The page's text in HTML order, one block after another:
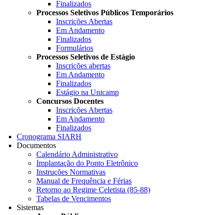
Finalizados
Processos Seletivos Públicos Temporários
Inscrições Abertas
Em Andamento
Finalizados
Formulários
Processos Seletivos de Estágio
Inscrições abertas
Em Andamento
Finalizados
Estágio na Unicamp
Concursos Docentes
Inscrições Abertas
Em Andamento
Finalizados
Cronograma SIARH
Documentos
Calendário Administrativo
Implantação do Ponto Eletrônico
Instruções Normativas
Manual de Frequência e Férias
Retorno ao Regime Celetista (85-88)
Tabelas de Vencimentos
Sistemas